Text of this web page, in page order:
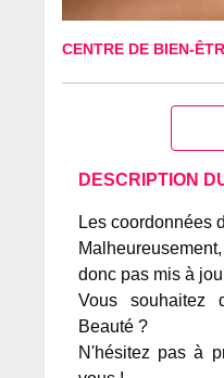
CENTRE DE BIEN-
DESCRIPTION
Les coordonnées
donc pas mis à
Vous souhaitez
Beauté ?
N'hésitez pas à